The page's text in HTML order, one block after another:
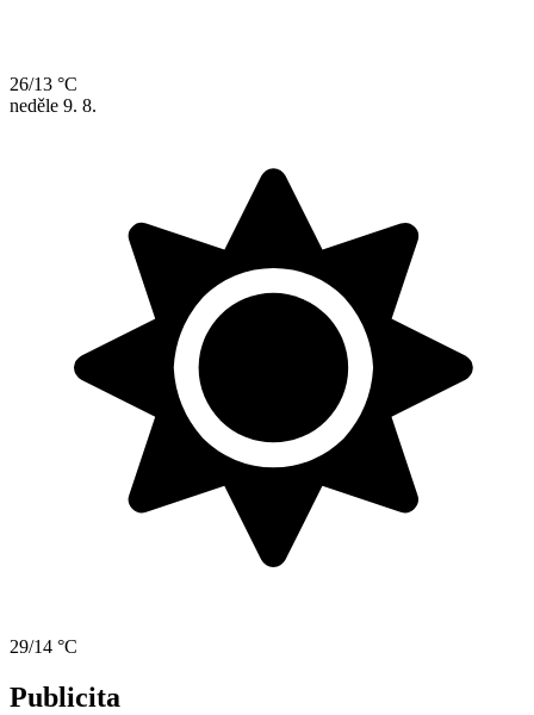
26/13 °C
neděle 9. 8.
29/14 °C
Publicita